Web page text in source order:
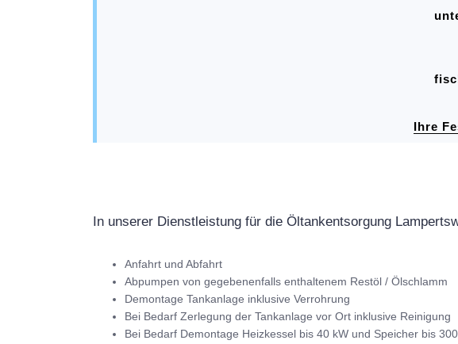
Ihre
In unserer Dienstleistung für die Öltankentsorgung
Anfahrt und Abfahrt
Abpumpen von gegebenenfalls enthaltenem Restöl / Ölschlamm
Demontage Tankanlage inklusive Verrohrung
Bei Bedarf Zerlegung der Tankanlage vor Ort inklusive Reinigung
Bei Bedarf Demontage Heizkessel bis 40 kW und Speicher bis